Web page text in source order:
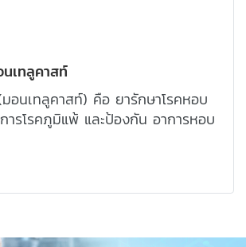
นเทลูคาสท์
อนเทลูคาสท์) คือ ยารักษาโรคหอบ
ารโรคภูมิแพ้ และป้องกัน อาการหอบ